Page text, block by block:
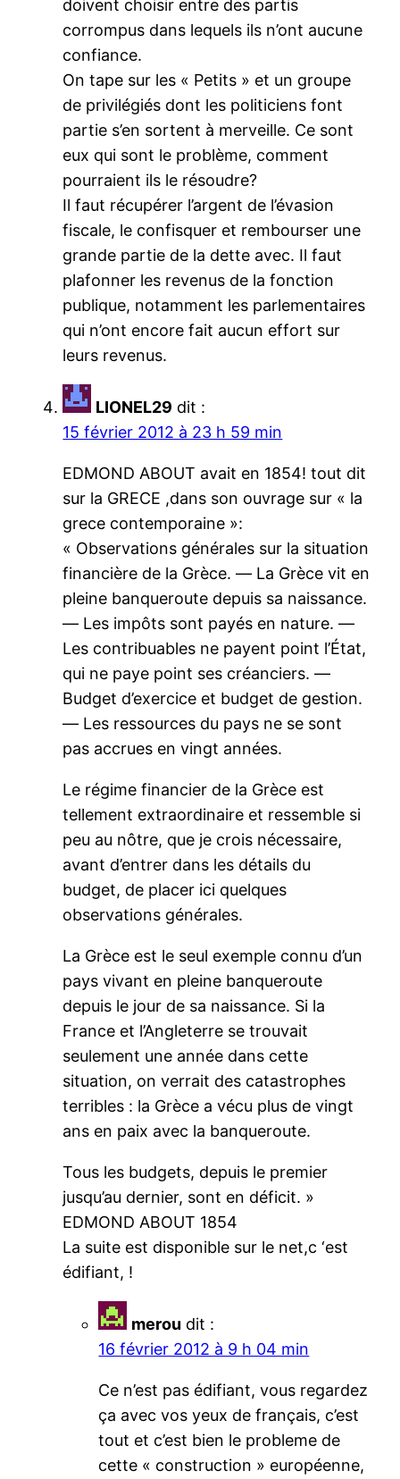
doivent choisir entre des partis
corrompus dans lequels ils n’ont aucune
confiance.
On tape sur les « Petits » et un groupe
de privilégiés dont les politiciens font
partie s’en sortent à merveille. Ce sont
eux qui sont le problème, comment
pourraient ils le résoudre?
Il faut récupérer l’argent de l’évasion
fiscale, le confisquer et rembourser une
grande partie de la dette avec. Il faut
plafonner les revenus de la fonction
publique, notamment les parlementaires
qui n’ont encore fait aucun effort sur
leurs revenus.
LIONEL29 dit :
15 février 2012 à 23 h 59 min
EDMOND ABOUT avait en 1854! tout dit
sur la GRECE ,dans son ouvrage sur « la
grece contemporaine »:
« Observations générales sur la situation
financière de la Grèce. ― La Grèce vit en
pleine banqueroute depuis sa naissance.
― Les impôts sont payés en nature. ―
Les contribuables ne payent point l’État,
qui ne paye point ses créanciers. ―
Budget d’exercice et budget de gestion.
― Les ressources du pays ne se sont
pas accrues en vingt années.
Le régime financier de la Grèce est
tellement extraordinaire et ressemble si
peu au nôtre, que je crois nécessaire,
avant d’entrer dans les détails du
budget, de placer ici quelques
observations générales.
La Grèce est le seul exemple connu d’un
pays vivant en pleine banqueroute
depuis le jour de sa naissance. Si la
France et l’Angleterre se trouvait
seulement une année dans cette
situation, on verrait des catastrophes
terribles : la Grèce a vécu plus de vingt
ans en paix avec la banqueroute.
Tous les budgets, depuis le premier
jusqu’au dernier, sont en déficit. »
EDMOND ABOUT 1854
La suite est disponible sur le net,c ‘est
édifiant, !
merou dit :
16 février 2012 à 9 h 04 min
Ce n’est pas édifiant, vous regardez
ça avec vos yeux de français, c’est
tout et c’est bien le probleme de
cette « construction » européenne,